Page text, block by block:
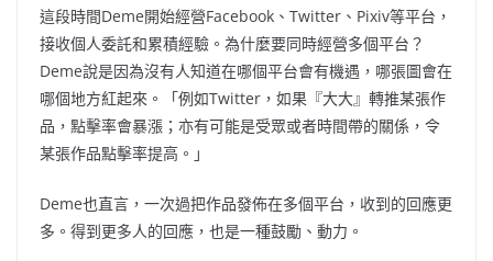
這段時間Deme開始經營Facebook、Twitter、Pixiv等平台，
接收個人委託和累積經驗。為什麼要同時經營多個平台？
Deme說是因為沒有人知道在哪個平台會有機遇，哪張圖會在
哪個地方紅起來。「例如Twitter，如果『大大』轉推某張作
品，點擊率會暴漲；亦有可能是受眾或者時間帶的關係，令
某張作品點擊率提高。」
Deme也直言，一次過把作品發佈在多個平台，收到的回應更
多。得到更多人的回應，也是一種鼓勵、動力。